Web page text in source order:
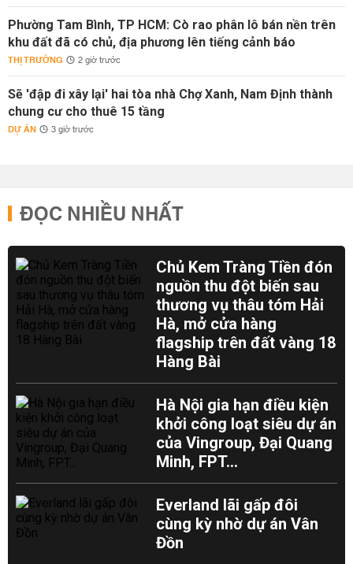
Phường Tam Bình, TP HCM: Cò rao phân lô bán nền trên
khu đất đã có chủ, địa phương lên tiếng cảnh báo
THỊ TRƯỜNG 2 giờ trước
Sẽ 'đập đi xây lại' hai tòa nhà Chợ Xanh, Nam Định thành
chung cư cho thuê 15 tầng
DỰ ÁN 3 giờ trước
ĐỌC NHIỀU NHẤT
Chủ Kem Tràng Tiền đón
nguồn thu đột biến sau
thương vụ thâu tóm Hải
Hà, mở cửa hàng
flagship trên đất vàng 18
Hàng Bài
Hà Nội gia hạn điều kiện
khởi công loạt siêu dự án
của Vingroup, Đại Quang
Minh, FPT...
Everland lãi gấp đôi
cùng kỳ nhờ dự án Vân
Đồn